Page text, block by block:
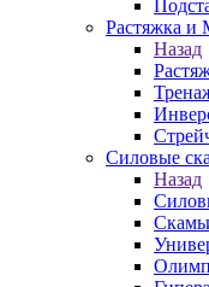
Растяжка
Назад
Силовые
Назад